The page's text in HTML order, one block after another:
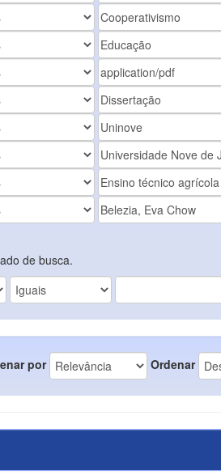
de busca.
por Ordenar